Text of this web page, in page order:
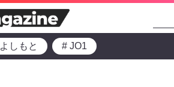
しもと # JO1